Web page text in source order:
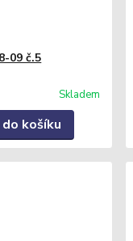
09 č.5
Skladem
košíku